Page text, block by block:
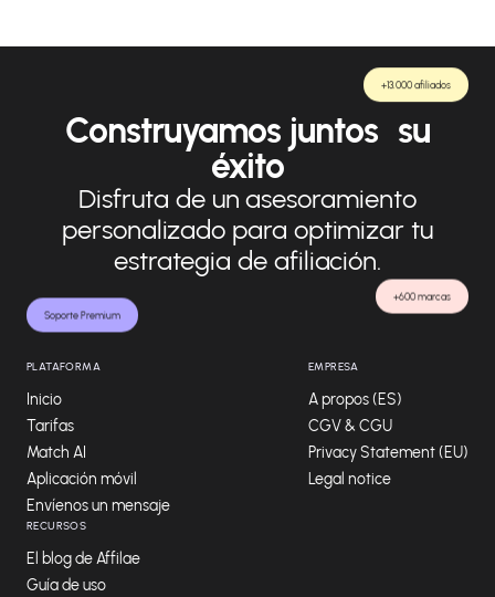
Soporte Premium
+600 marcas
+13.000 afiliados
Construyamos juntos su
éxito
Disfruta de un asesoramiento
personalizado para optimizar tu
estrategia de afiliación.
PLATAFORMA
Inicio
Tarifas
Match AI
Aplicación móvil
Envíenos un mensaje
EMPRESA
A propos (ES)
CGV & CGU
Privacy Statement (EU)
Legal notice
RECURSOS
El blog de Affilae
Guía de uso